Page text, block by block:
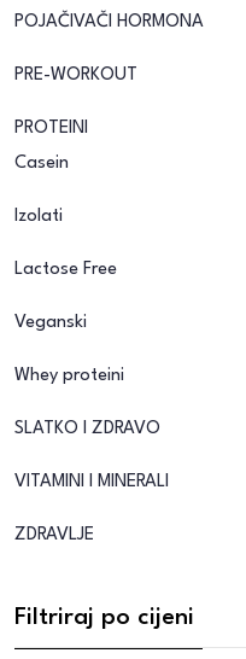
POJAČIVAČI HORMONA
PRE-WORKOUT
PROTEINI
Casein
Izolati
Lactose Free
Veganski
Whey proteini
SLATKO I ZDRAVO
VITAMINI I MINERALI
ZDRAVLJE
Filtriraj po cijeni